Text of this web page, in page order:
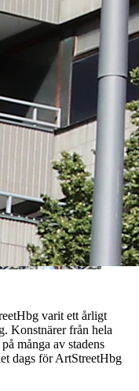
varit ett årligt
Konstnärer från hela
många av stadens
dags för ArtStreetHbg